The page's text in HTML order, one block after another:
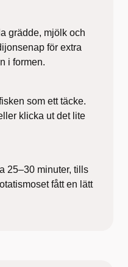
grädde, mjölk och
för extra
i formen.
som ett täcke.
klicka ut det lite
25–30 minuter, tills
fått en lätt